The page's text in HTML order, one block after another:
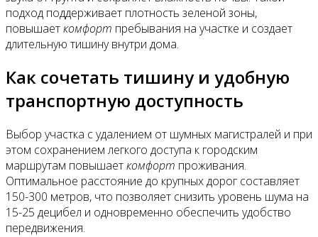
подход поддерживает плотность зеленой зоны,
повышаеткомфорт пребывания на участке и создает
длительную тишину внутри дома.
Как сочетать тишину и удобную
транспортную доступность
Выбор участка с удалением от шумных магистралей и при
этом сохранением легкого доступа к городским
маршрутам повышаеткомфорт проживания.
Оптимальное расстояние до крупных дорог составляет
150-300 метров, что позволяет снизить уровень шума на
15-25 децибел и одновременно обеспечить удобство
передвижения.